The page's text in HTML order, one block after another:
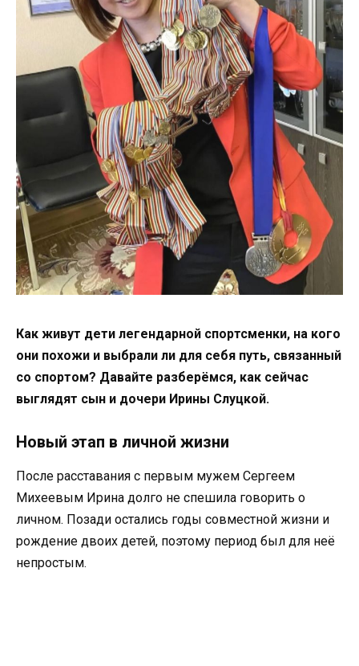
Как живут дети легендарной спортсменки, на кого
они похожи и выбрали ли для себя путь, связанный
со спортом? Давайте разберёмся, как сейчас
выглядят сын и дочери Ирины Слуцкой.
Новый этап в личной жизни
После расставания с первым мужем Сергеем
Михеевым Ирина долго не спешила говорить о
личном. Позади остались годы совместной жизни и
рождение двоих детей, поэтому период был для неё
непростым.